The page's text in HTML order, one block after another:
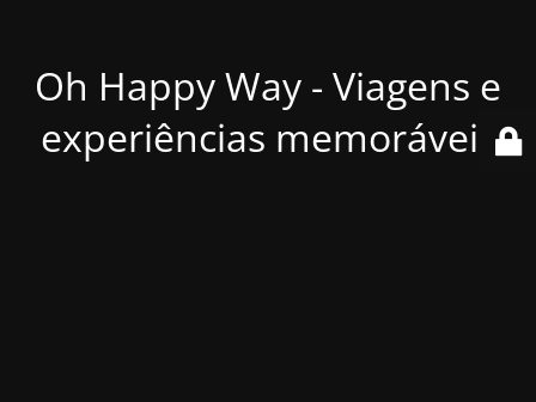
Oh Happy Way - Viagens e
experiências memoráveis